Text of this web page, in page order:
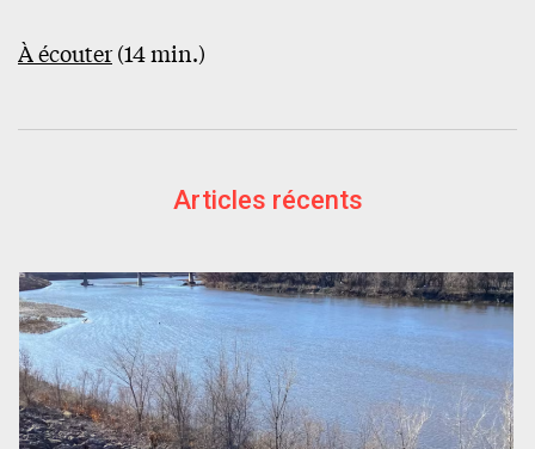
À écouter(14 min.)
Articles récents